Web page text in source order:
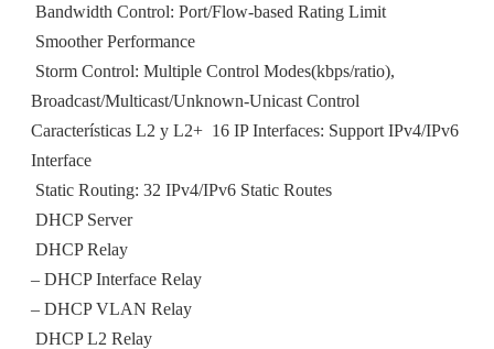
 Bandwidth Control: Port/Flow-based Rating Limit
 Smoother Performance
 Storm Control: Multiple Control Modes(kbps/ratio),
Broadcast/Multicast/Unknown-Unicast Control
Características L2 y L2+  16 IP Interfaces: Support IPv4/IPv6
Interface
 Static Routing: 32 IPv4/IPv6 Static Routes
 DHCP Server
 DHCP Relay
– DHCP Interface Relay
– DHCP VLAN Relay
 DHCP L2 Relay